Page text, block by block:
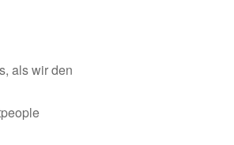
als wir den